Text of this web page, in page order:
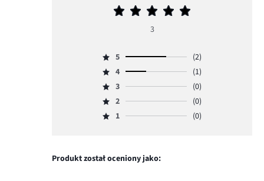
Średnia
5
3
Ocena
5,
ilość
głosów
5
(2)
Ocena
4,
ilość
głosów
4
(1)
Ocena
3,
ilość
3
(0)
Ocena
2,
0.
2
(0)
Ocena
głosów
1 (0)
Produkt został oceniony jako: